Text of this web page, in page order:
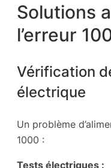
Solutions
l’erreur
Vérification
électrique
Un problème
1000 :
Tests électriques :